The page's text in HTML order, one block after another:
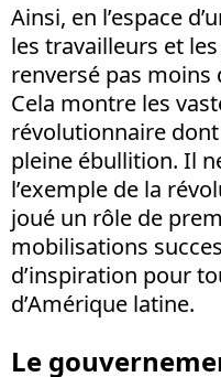
Ainsi, en l’espace
les travailleurs et
renversé pas moins
Cela montre les
révolutionnaire
pleine ébullition. Il
l’exemple de la
joué un rôle de
mobilisations
d’inspiration pour
d’Amérique latine.
Le